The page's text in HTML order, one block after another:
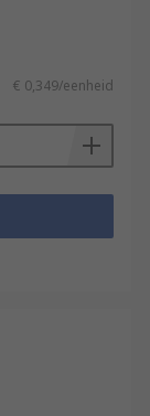
€ 0,349/eenheid